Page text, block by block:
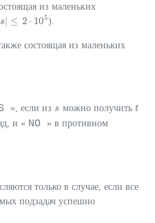
из маленьких
s ≤ 2 ⋅ 105
≤2 10 5 ).
состоящая из маленьких
», если из s
s можно получить t
t
и « NO
» в противном
только в случае, если все
подзадач успешно